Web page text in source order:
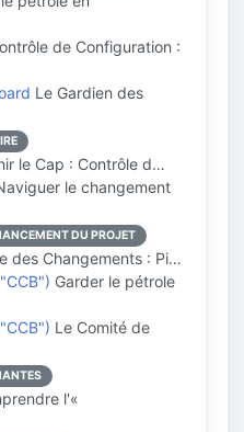
de Configuration :
Le Gardien des
le Cap : Contrôle d…
le changement
DU PROJET
des Changements : Pi…
Garder le pétrole
Le Comité de
l'«